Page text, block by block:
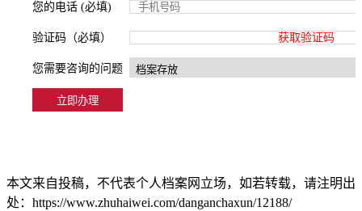
您的电话 (必填)
验证码（必填） 获取验证码
您需要咨询的问题
本文来自投稿，不代表个人档案网立场，如若转载，请注明出
处：https://www.zhuhaiwei.com/danganchaxun/12188/